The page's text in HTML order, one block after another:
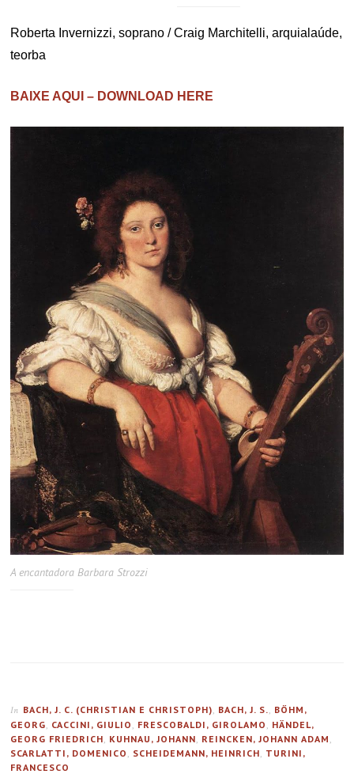
Roberta Invernizzi, soprano / Craig Marchitelli, arquialaúde,
teorba
BAIXE AQUI – DOWNLOAD HERE
A encantadora Barbara Strozzi
In BACH, J. C. (CHRISTIAN E CHRISTOPH) BACH, J. S.
BÖHM,
GEORG CACCINI, GIULIO FRESCOBALDI, GIROLAMO
HÄNDEL,
GEORG FRIEDRICH KUHNAU, JOHANN REINCKEN, JOHANN ADAM
SCARLATTI, DOMENICO
SCHEIDEMANN, HEINRICH TURINI,
FRANCESCO